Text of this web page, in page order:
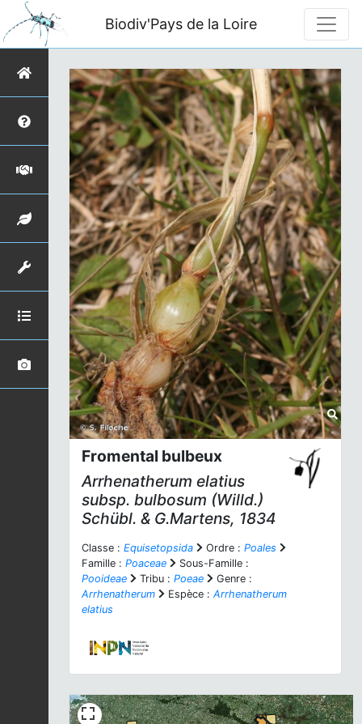
Biodiv'Pays de la Loire
Fromental bulbeux
Arrhenatherum elatius
subsp. bulbosum (Willd.)
Schübl. & G.Martens, 1834
Classe : Equisetopsida Ordre : Poales
Famille : Poaceae
Sous-Famille :
Pooideae
Tribu : Poeae
Genre :
Arrhenatherum
Espèce : Arrhenatherum
elatius